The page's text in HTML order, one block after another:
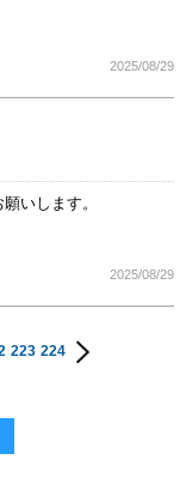
2025/08/29
いします。
2025/08/29
223 224